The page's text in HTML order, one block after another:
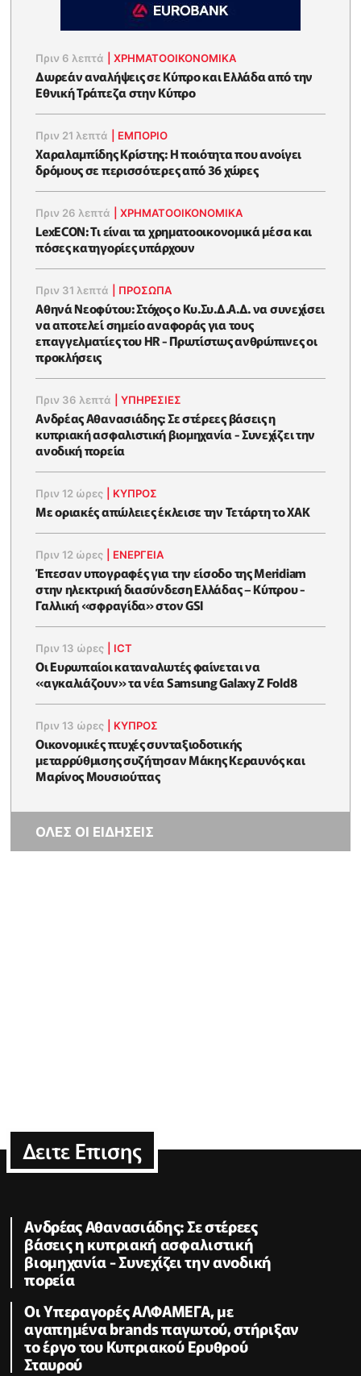
Πριν 6 λεπτά |ΧΡΗΜΑΤΟΟΙΚΟΝΟΜΙΚΆ
Δωρεάν αναλήψεις σε Κύπρο και Ελλάδα από την
Εθνική Τράπεζα στην Κύπρο
Πριν 21 λεπτά ΕΜΠΟΡΙΟ
Χαραλαμπίδης Κρίστης: Η ποιότητα που ανοίγει
δρόμους σε περισσότερες από 36 χώρες
Πριν 26 λεπτά |ΧΡΗΜΑΤΟΟΙΚΟΝΟΜΙΚΆ
LexECON: Τι είναι τα χρηματοοικονομικά μέσα και
πόσες κατηγορίες υπάρχουν
Πριν 31 λεπτά ΠΡΟΣΩΠΑ
Αθηνά Νεοφύτου: Στόχος ο Κυ.Συ.Δ.Α.Δ. να συνεχίσει
να αποτελεί σημείο αναφοράς για τους
επαγγελματίες του HR - Πρωτίστως ανθρώπινες οι
προκλήσεις
Πριν 36 λεπτά |ΥΠΗΡΕΣΙΕΣ
Ανδρέας Αθανασιάδης: Σε στέρεες βάσεις η
κυπριακή ασφαλιστική βιομηχανία - Συνεχίζει την
ανοδική πορεία
Πριν 12 ώρες ΚΥΠΡΟΣ
Με οριακές απώλειες έκλεισε την Τετάρτη το ΧΑΚ
Πριν 12 ώρες ΕΝΈΡΓΕΙΑ
Έπεσαν υπογραφές για την είσοδο της Meridiam
στην ηλεκτρική διασύνδεση Ελλάδας – Κύπρου -
Γαλλική «σφραγίδα» στον GSI
Πριν 13 ώρες ICT
Οι Ευρωπαίοι καταναλωτές φαίνεται να
«αγκαλιάζουν» τα νέα Samsung Galaxy Z Fold8
Πριν 13 ώρες ΚΥΠΡΟΣ
Οικονομικές πτυχές συνταξιοδοτικής
μεταρρύθμισης συζήτησαν Μάκης Κεραυνός και
Μαρίνος Μουσιούττας
ΟΛΕΣ ΟΙ ΕΙΔΗΣΕΙΣ
Δειτε Επισης
Ανδρέας Αθανασιάδης: Σε στέρεες
βάσεις η κυπριακή ασφαλιστική
βιομηχανία - Συνεχίζει την ανοδική
πορεία
Οι Υπεραγορές ΑΛΦΑΜΕΓΑ, με
αγαπημένα brands παγωτού, στήριξαν
το έργο του Κυπριακού Ερυθρού
Σταυρού